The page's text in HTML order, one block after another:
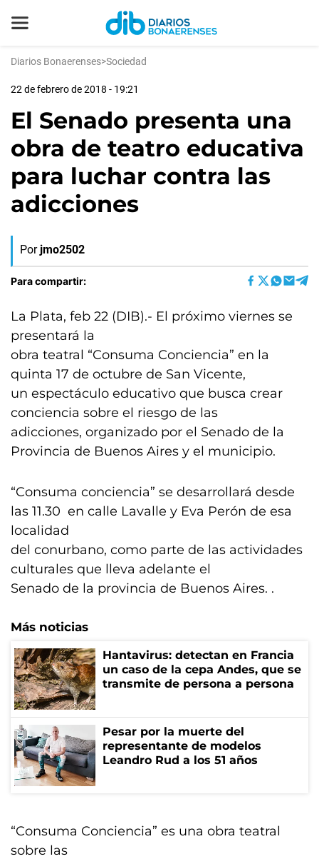
Diarios Bonaerenses>Sociedad
22 de febrero de 2018 - 19:21
El Senado presenta una
obra de teatro educativa
para luchar contra las
adicciones
Por jmo2502
Para compartir:
La Plata, feb 22 (DIB).- El próximo viernes se
presentará la
obra teatral “Consuma Conciencia” en la
quinta 17 de octubre de San Vicente,
un espectáculo educativo que busca crear
conciencia sobre el riesgo de las
adicciones, organizado por el Senado de la
Provincia de Buenos Aires y el municipio.
“Consuma conciencia” se desarrollará desde
las 11.30 en calle Lavalle y Eva Perón de esa
localidad
del conurbano, como parte de las actividades
culturales que lleva adelante el
Senado de la provincia de Buenos Aires. .
Más noticias
Hantavirus: detectan en Francia
un caso de la cepa Andes, que se
transmite de persona a persona
Pesar por la muerte del
representante de modelos
Leandro Rud a los 51 años
“Consuma Conciencia” es una obra teatral
sobre las